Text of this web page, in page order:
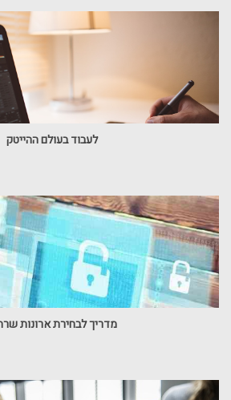
לעבוד בעולם ההייטק
מדריך לבחירת ארונות